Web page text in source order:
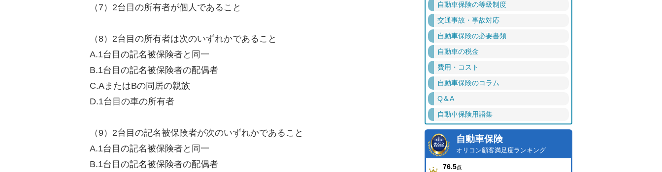
（7）2台目の所有者が個人であること
（8）2台目の所有者は次のいずれかであること
A.1台目の記名被保険者と同一
B.1台目の記名被保険者の配偶者
C.AまたはBの同居の親族
D.1台目の車の所有者
（9）2台目の記名被保険者が次のいずれかであること
A.1台目の記名被保険者と同一
B.1台目の記名被保険者の配偶者
自動車保険の等級制度
交通事故・事故対応
自動車保険の必要書類
自動車の税金
費用・コスト
自動車保険のコラム
Q＆A
自動車保険用語集
自動車保険
オリコン顧客満足度ランキング
76.5点